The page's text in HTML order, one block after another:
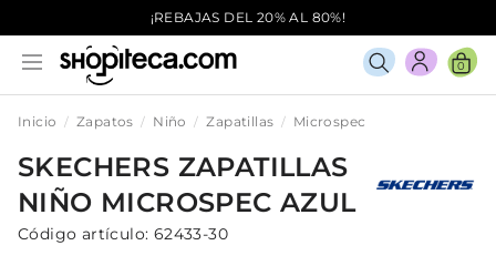
¡REBAJAS DEL 20% AL 80%!
0
Inicio Zapatos Niño Zapatillas Microspec
SKECHERS ZAPATILLAS
NIÑO MICROSPEC AZUL
Código artículo: 62433-30